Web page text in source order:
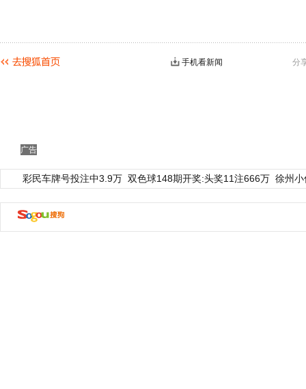
分
手机看新闻
广告
彩民车牌号投注中3.9万 双色球148期开奖:头奖11注666万 徐州